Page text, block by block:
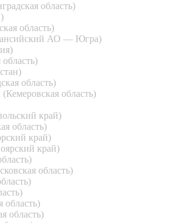
область)
область)
АО — Югра)
область)
(Кемеровская область)
край)
область)
край)
край)
область)
область)
область)